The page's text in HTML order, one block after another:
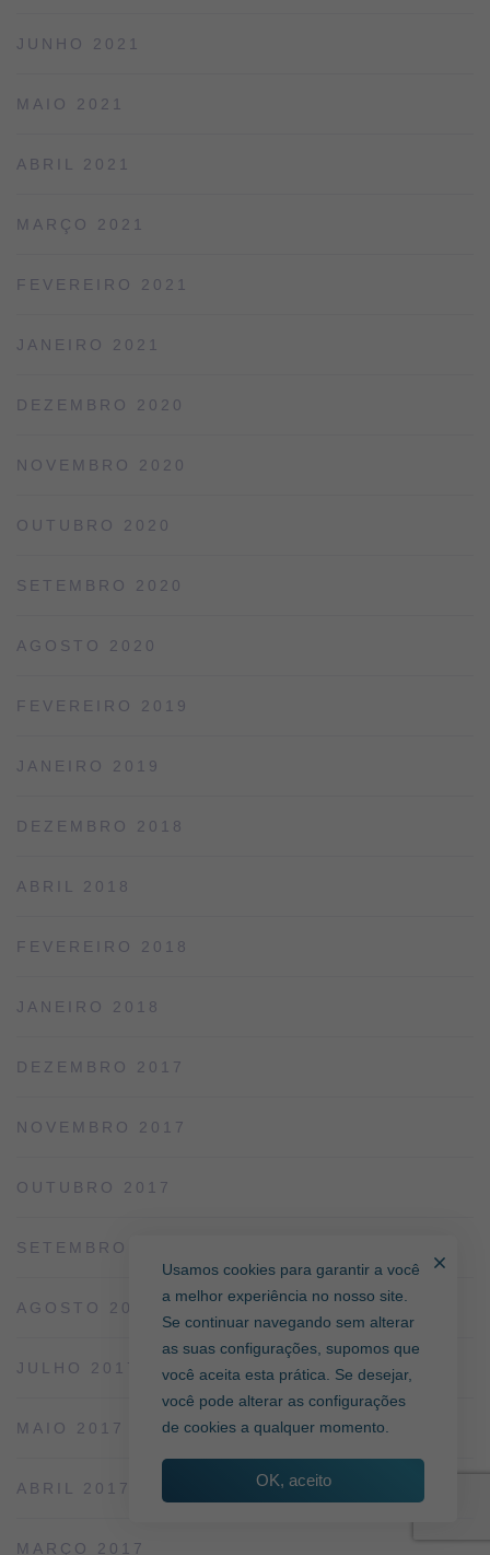
JUNHO 2021
MAIO 2021
ABRIL 2021
MARÇO 2021
FEVEREIRO 2021
JANEIRO 2021
DEZEMBRO 2020
NOVEMBRO 2020
OUTUBRO 2020
SETEMBRO 2020
AGOSTO 2020
FEVEREIRO 2019
JANEIRO 2019
DEZEMBRO 2018
ABRIL 2018
FEVEREIRO 2018
JANEIRO 2018
DEZEMBRO 2017
NOVEMBRO 2017
OUTUBRO 2017
SETEMBRO 2017
AGOSTO 2017
JULHO 2017
MAIO 2017
ABRIL 2017
MARÇO 2017
Usamos cookies para garantir a você
a melhor experiência no nosso site.
Se continuar navegando sem alterar
as suas configurações, supomos que
você aceita esta prática. Se desejar,
você pode alterar as configurações
de cookies a qualquer momento.
OK, aceito